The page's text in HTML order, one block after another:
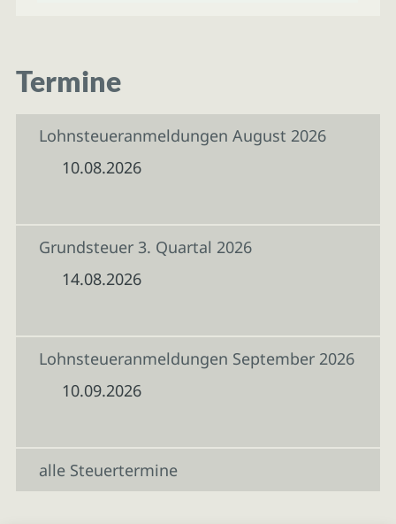
Termine
Lohnsteueranmeldungen August 2026
10.08.2026
Grundsteuer 3. Quartal 2026
14.08.2026
Lohnsteueranmeldungen September 2026
10.09.2026
alle Steuertermine